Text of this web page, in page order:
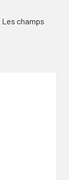
Les champs